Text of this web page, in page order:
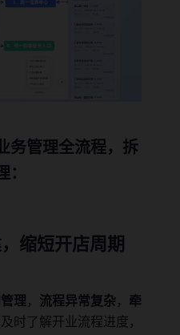
务管理全流程，拆
缩短开店周期
理， 流程异常复杂， 牵
时了解开业流程进度，